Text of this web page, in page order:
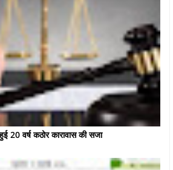
20 वर्ष कठोर कारावास की सजा